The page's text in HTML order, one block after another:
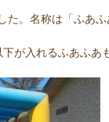
た。名称は「ふあふ
が入れるふあふあ